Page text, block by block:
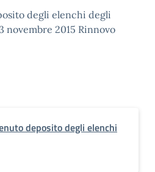
degli elenchi degli
2015 Rinnovo
deposito degli elenchi